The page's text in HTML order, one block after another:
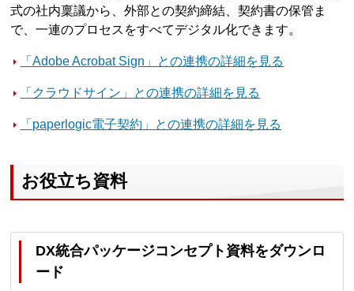
式の社内稟議から、外部との契約締結、契約書の保管ま
で、一連のプロセスをすべてデジタル化できます。
「Adobe Acrobat Sign」との連携の詳細を見る
「クラウドサイン」との連携の詳細を見る
「paperlogic電子契約」との連携の詳細を見る
お役立ち資料
DX統合パッケージコンセプト資料をダウンロ
ード